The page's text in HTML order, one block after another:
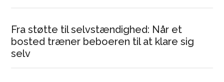
Fra støtte til selvstændighed: Når et
bosted træner beboeren til at klare sig
selv